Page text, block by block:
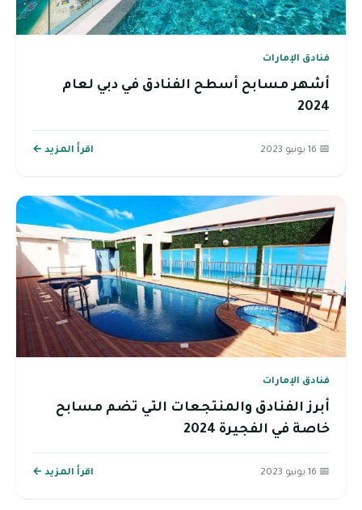
فنادق الإمارات
أشهر مسابح أسطح الفنادق في دبي لعام
2024
📅 16 يونيو 2023 اقرأ المزيد ←
فنادق الإمارات
أبرز الفنادق والمنتجعات التي تضم مسابح
خاصة في الفجيرة 2024
📅 16 يونيو 2023 اقرأ المزيد ←